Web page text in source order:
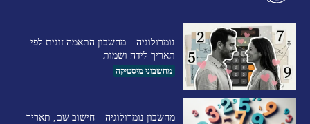
נומרולוגיה – מחשבון התאמה זוגית לפי
תאריך לידה ושמות
מחשבוני מיסטיקה
מחשבון נומרולוגיה – חישוב שם, תאריך